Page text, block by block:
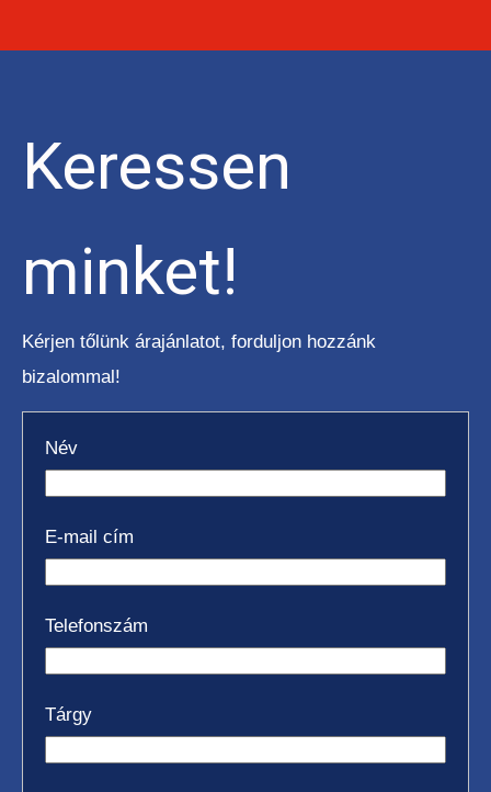
Keressen
minket!
Kérjen tőlünk árajánlatot, forduljon hozzánk
bizalommal!
Név
E-mail cím
Telefonszám
Tárgy